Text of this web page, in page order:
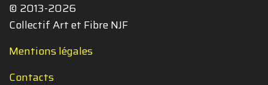
© 2013-2026
Collectif Art et Fibre NJF
Mentions légales
Contacts